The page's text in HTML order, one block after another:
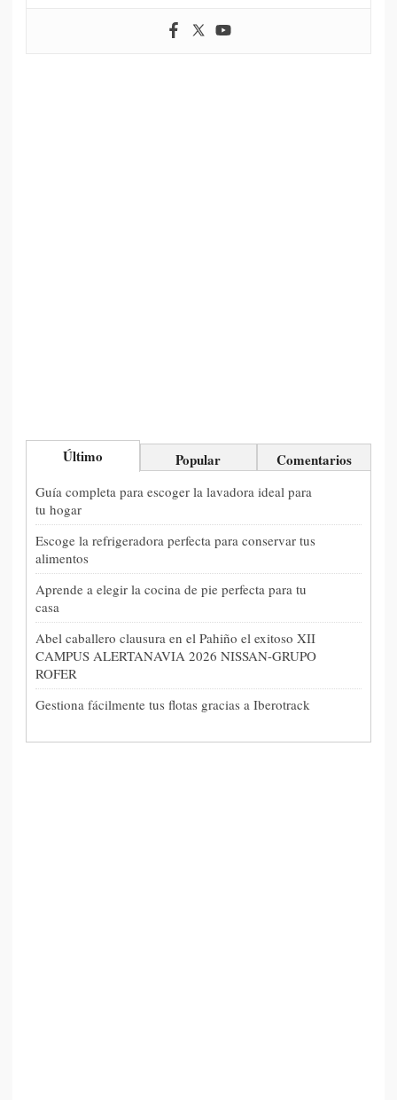
Último Popular Comentarios
Guía completa para escoger la lavadora ideal para
tu hogar
Escoge la refrigeradora perfecta para conservar tus
alimentos
Aprende a elegir la cocina de pie perfecta para tu
casa
Abel caballero clausura en el Pahiño el exitoso XII
CAMPUS ALERTANAVIA 2026 NISSAN-GRUPO
ROFER
Gestiona fácilmente tus flotas gracias a Iberotrack